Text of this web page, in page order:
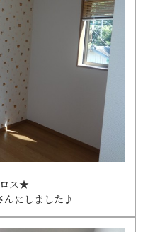
ス★
んにしました♪